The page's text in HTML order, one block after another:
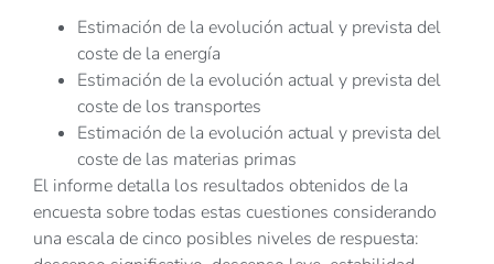
Estimación de la evolución actual y prevista del
coste de la energía
Estimación de la evolución actual y prevista del
coste de los transportes
Estimación de la evolución actual y prevista del
coste de las materias primas
El informe detalla los resultados obtenidos de la
encuesta sobre todas estas cuestiones considerando
una escala de cinco posibles niveles de respuesta: